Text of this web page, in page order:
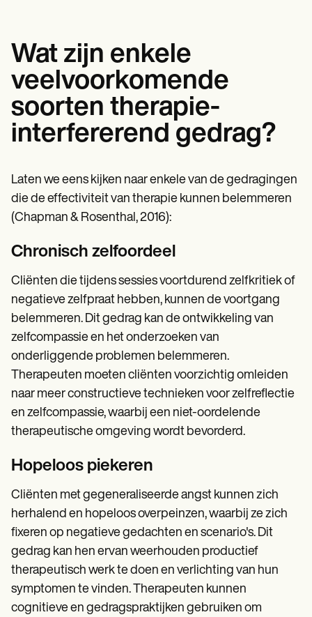
Wat zijn enkele
veelvoorkomende
soorten therapie-
interfererend gedrag?
Laten we eens kijken naar enkele van de gedragingen
die de effectiviteit van therapie kunnen belemmeren
(Chapman & Rosenthal, 2016):
Chronisch zelfoordeel
Cliënten die tijdens sessies voortdurend zelfkritiek of
negatieve zelfpraat hebben, kunnen de voortgang
belemmeren. Dit gedrag kan de ontwikkeling van
zelfcompassie en het onderzoeken van
onderliggende problemen belemmeren.
Therapeuten moeten cliënten voorzichtig omleiden
naar meer constructieve technieken voor zelfreflectie
en zelfcompassie, waarbij een niet-oordelende
therapeutische omgeving wordt bevorderd.
Hopeloos piekeren
Cliënten met gegeneraliseerde angst kunnen zich
herhalend en hopeloos overpeinzen, waarbij ze zich
fixeren op negatieve gedachten en scenario's. Dit
gedrag kan hen ervan weerhouden productief
therapeutisch werk te doen en verlichting van hun
symptomen te vinden. Therapeuten kunnen
cognitieve en gedragspraktijken gebruiken om